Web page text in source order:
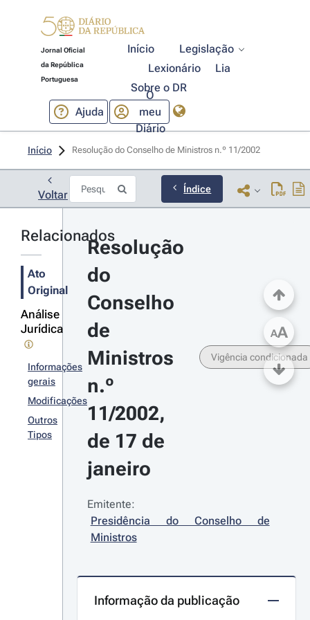
Jornal Oficial
da República
Portuguesa
Início
Legislação
Lexionário
Lia
Sobre o DR
Ajuda
O
meu
Diário
Início Resolução do Conselho de Ministros n.º 11/2002
Voltar Índice
Relacionados
Ato
Original
Análise
Jurídica
Informações
gerais
Modificações
Outros
Tipos
Resolução
do
Conselho
de
Ministros
n.º
11/2002,
de 17 de
janeiro
Vigência condicionada
Emitente:
Presidência do Conselho de
Ministros
Informação da publicação
AA